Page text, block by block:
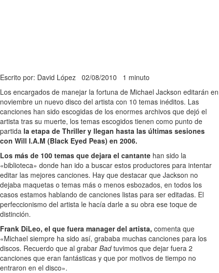
Escrito por: David López 02/08/2010 1 minuto
Los encargados de manejar la fortuna de Michael Jackson editarán en
noviembre un nuevo disco del artista con 10 temas inéditos. Las
canciones han sido escogidas de los enormes archivos que dejó el
artista tras su muerte, los temas escogidos tienen como punto de
partida la etapa de Thriller y llegan hasta las últimas sesiones
con Will I.A.M (Black Eyed Peas) en 2006.
Los más de 100 temas que dejara el cantante han sido la
«biblioteca» donde han ido a buscar estos productores para intentar
editar las mejores canciones. Hay que destacar que Jackson no
dejaba maquetas o temas más o menos esbozados, en todos los
casos estamos hablando de canciones listas para ser editadas. El
perfeccionismo del artista le hacía darle a su obra ese toque de
distinción.
Frank DiLeo, el que fuera manager del artista, comenta que
«Michael siempre ha sido así, grababa muchas canciones para los
discos. Recuerdo que al grabar Badtuvimos que dejar fuera 2
canciones que eran fantásticas y que por motivos de tiempo no
entraron en el disco».